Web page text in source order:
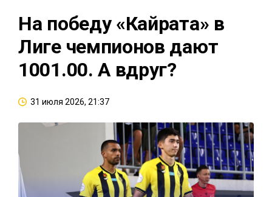
На победу «Кайрата» в
Лиге чемпионов дают
1001.00. А вдруг?
31 июля 2026, 21:37